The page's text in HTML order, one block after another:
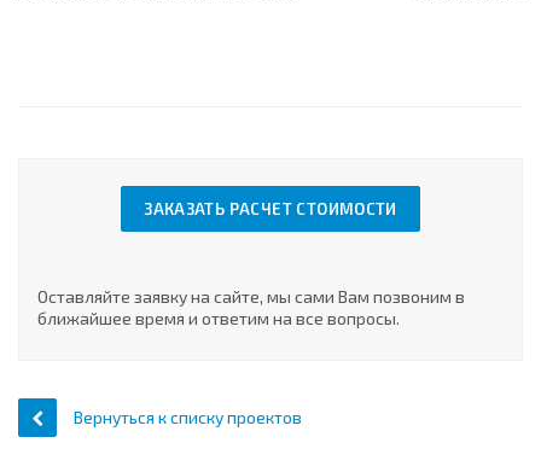
ЗАКАЗАТЬ РАСЧЕТ СТОИМОСТИ
Оставляйте заявку на сайте, мы сами Вам позвоним в
ближайшее время и ответим на все вопросы.
Вернуться к списку проектов